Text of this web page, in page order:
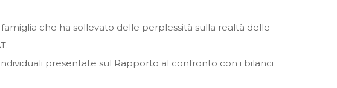
che ha sollevato delle perplessità sulla realtà delle
presentate sul Rapporto al confronto con i bilanci